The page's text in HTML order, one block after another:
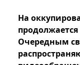
На
Очередным